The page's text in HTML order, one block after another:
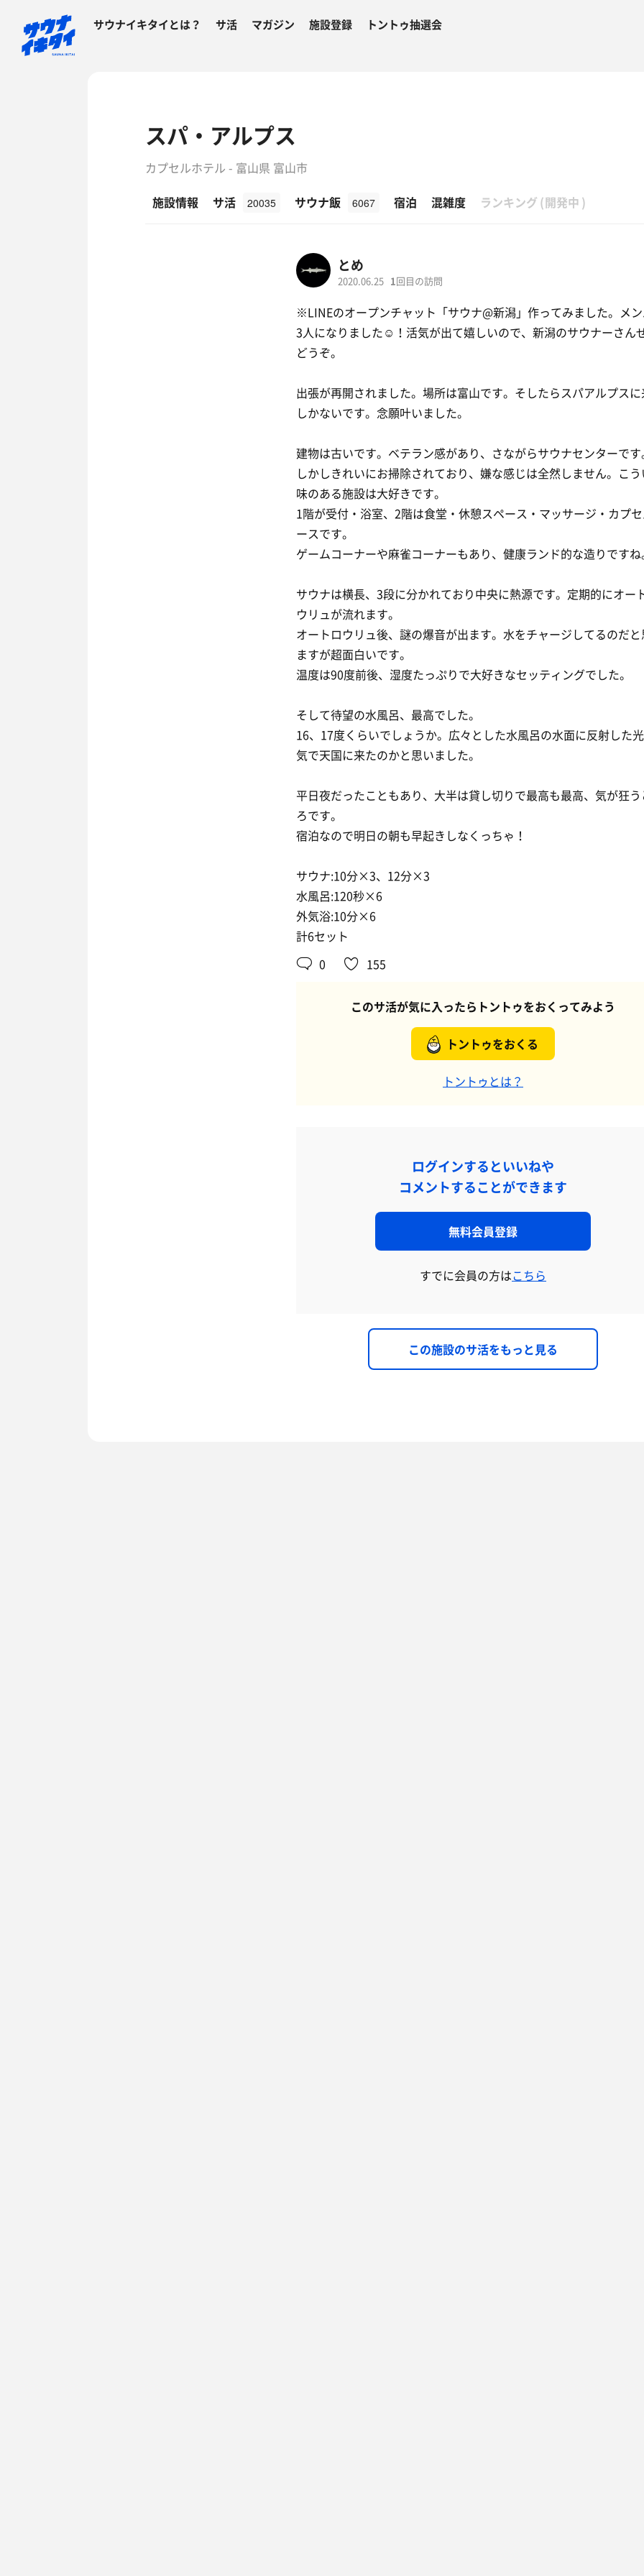
サウナイキタイとは？ サ活 マガジン 施設登録 トントゥ抽選会
スパ・アルプス
カプセルホテル - 富山県 富山市
施設情報
サ活 20035 サウナ飯 6067 宿泊 混雑度 ランキング (開発中 )
とめ
2020.06.25 1 回目の訪問
※LINEのオープンチャット「サウナ@新潟」作ってみました。メ
3人になりました☺️！活気が出て嬉しいので、新潟のサウナーさん
どうぞ。
出張が再開されました。場所は富山です。そしたらスパアルプスに
しかないです。念願叶いました。
建物は古いです。ベテラン感があり、さながらサウナセンターです
しかしきれいにお掃除されており、嫌な感じは全然しません。こう
味のある施設は大好きです。
1階が受付・浴室、2階は食堂・休憩スペース・マッサージ・カプ
ースです。
ゲームコーナーや麻雀コーナーもあり、健康ランド的な造りですね
サウナは横長、3段に分かれており中央に熱源です。定期的にオー
ウリュが流れます。
オートロウリュ後、謎の爆音が出ます。水をチャージしてるのだと
ますが超面白いです。
温度は90度前後、湿度たっぷりで大好きなセッティングでした。
そして待望の水風呂、最高でした。
16、17度くらいでしょうか。広々とした水風呂の水面に反射した
気で天国に来たのかと思いました。
平日夜だったこともあり、大半は貸し切りで最高も最高、気が狂う
ろです。
宿泊なので明日の朝も早起きしなくっちゃ！
サウナ:10分×3、12分×3
水風呂:120秒×6
外気浴:10分×6
計6セット
0
155
このサ活が気に入ったらトントゥをおくってみよう
トントゥをおくる
トントゥとは？
ログインするといいねや
コメントすることができます
無料会員登録
すでに会員の方はこちら
この施設のサ活をもっと見る